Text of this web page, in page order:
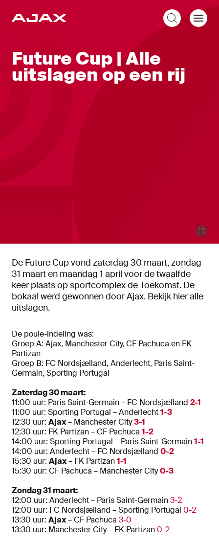
Future Cup | Alle
uitslagen op een rij
De Future Cup vond zaterdag 30 maart, zondag
31 maart en maandag 1 april voor de twaalfde
keer plaats op sportcomplex de Toekomst. De
bokaal werd gewonnen door Ajax. Bekijk hier alle
uitslagen.
De poule-indeling was:
Groep A: Ajax, Manchester City, CF Pachuca en FK
Partizan
Groep B: FC Nordsjælland, Anderlecht, Paris Saint-
Germain, Sporting Portugal
Zaterdag 30 maart:
11:00 uur: Paris Saint-Germain – FC Nordsjælland 2-1
11:00 uur: Sporting Portugal – Anderlecht1-3
12:30 uur: Ajax– Manchester City3-1
12:30 uur: FK Partizan – CF Pachuca 1-2
14:00 uur: Sporting Portugal – Paris Saint-Germain1-1
14:00 uur: Anderlecht – FC Nordsjælland 0-2
15:30 uur: Ajax– FK Partizan1-1
15:30 uur: CF Pachuca – Manchester City0-3
Zondag 31 maart:
12:00 uur: Anderlecht – Paris Saint-Germain3-2
12:00 uur: FC Nordsjælland – Sporting Portugal 0-2
13:30 uur: Ajax– CF Pachuca 3-0
13:30 uur: Manchester City – FK Partizan0-2